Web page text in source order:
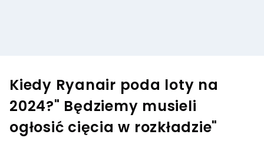
Kiedy Ryanair poda loty na
2024?" Będziemy musieli
ogłosić cięcia w rozkładzie"